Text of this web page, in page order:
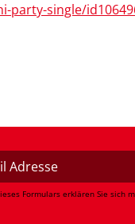
party-single/
Formulars erklären Sie sich